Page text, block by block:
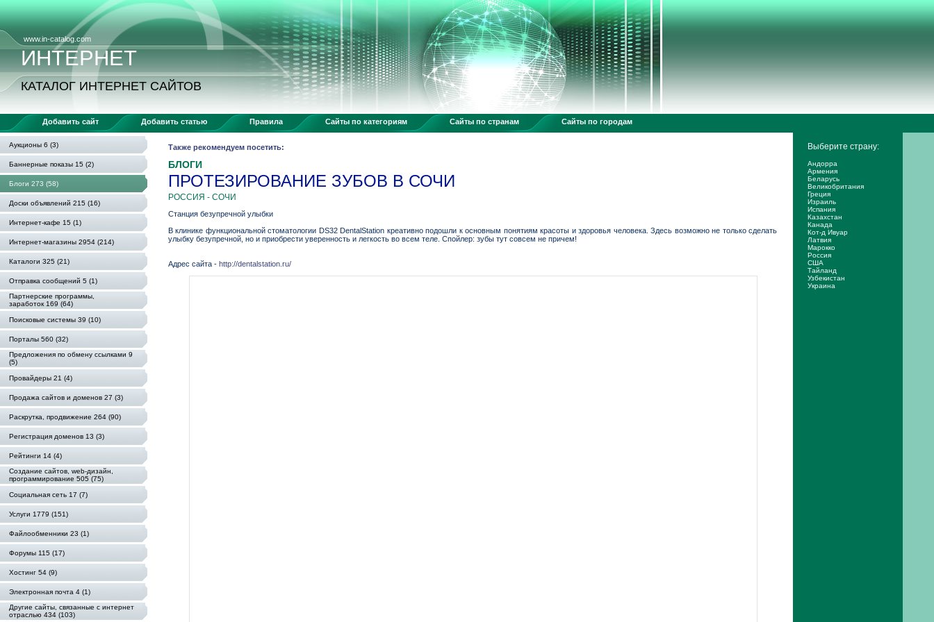
www.in-catalog.com
ИНТЕРНЕТ
КАТАЛОГ ИНТЕРНЕТ САЙТОВ
Добавить сайт Добавить статью Правила Сайты по категориям Сайты по странам Сайты по городам
Аукционы 6 (3)
Баннерные показы 15 (2)
Блоги 273 (58)
Доски объявлений 215 (16)
Интернет-кафе 15 (1)
Интернет-магазины 2954 (214)
Каталоги 325 (21)
Отправка сообщений 5 (1)
Партнерские программы,
заработок 169 (64)
Поисковые системы 39 (10)
Порталы 560 (32)
Предложения по обмену ссылками 9
(5)
Провайдеры 21 (4)
Продажа сайтов и доменов 27 (3)
Раскрутка, продвижение 264 (90)
Регистрация доменов 13 (3)
Рейтинги 14 (4)
Создание сайтов, web-дизайн,
программирование 505 (75)
Социальная сеть 17 (7)
Услуги 1779 (151)
Файлообменники 23 (1)
Форумы 115 (17)
Хостинг 54 (9)
Электронная почта 4 (1)
Другие сайты, связанные с интернет
отраслью 434 (103)
Также рекомендуем посетить:
БЛОГИ
ПРОТЕЗИРОВАНИЕ ЗУБОВ В СОЧИ
РОССИЯ - СОЧИ
Станция безупречной улыбки
В клинике функциональной стоматологии DS32 DentalStation креативно подошли к основным понятиям красоты и здоровья человека. Здесь возможно не только сделать
улыбку безупречной, но и приобрести уверенность и легкость во всем теле. Спойлер: зубы тут совсем не причем!
Адрес сайта - http://dentalstation.ru/
Выберите страну:
Андорра
Армения
Беларусь
Великобритания
Греция
Израиль
Испания
Казахстан
Канада
Кот-д Ивуар
Латвия
Марокко
Россия
США
Тайланд
Узбекистан
Украина